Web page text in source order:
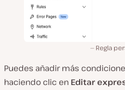
Regla
Puedes añadir más
haciendo clic en Editar